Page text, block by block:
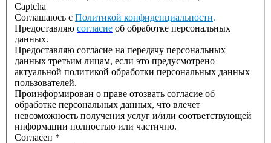
Captcha
Соглашаюсь с Политикой конфиденциальности.
Предоставляю согласие об обработке персональных
данных.
Предоставляю согласие на передачу персональных
данных третьим лицам, если это предусмотрено
актуальной политикой обработки персональных данных
пользователей.
Проинформирован о праве отозвать согласие об
обработке персональных данных, что влечет
невозможность получения услуг и/или соответствующей
информации полностью или частично.
Согласен *